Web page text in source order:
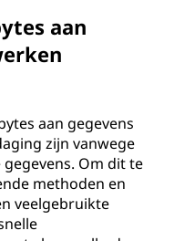
aan
aan gegevens
zijn vanwege
Om dit te
methoden en
veelgebruikte